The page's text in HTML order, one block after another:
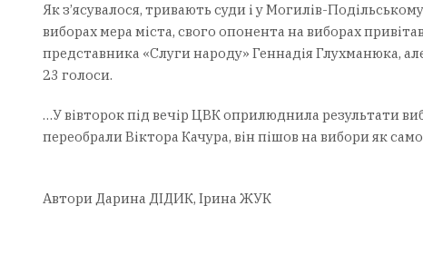
Як з’ясувалося, тривають суди і у Могилів-
виборах мера міста, свого опонента на виборах
представника «Слуги народу» Геннадія Глухманюка,
23 голоси.
…У вівторок під вечір ЦВК оприлюднила результати
переобрали Віктора Качура, він пішов на вибори як
Автори Дарина ДІДИК, Ірина ЖУК